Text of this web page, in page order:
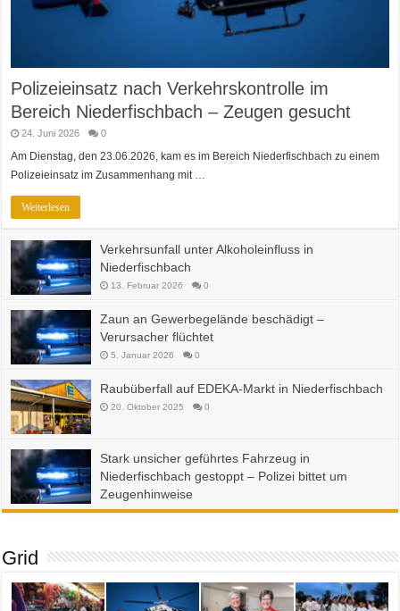
Polizeieinsatz nach Verkehrskontrolle im
Bereich Niederfischbach – Zeugen gesucht
24. Juni 2026 0
Am Dienstag, den 23.06.2026, kam es im Bereich Niederfischbach zu einem
Polizeieinsatz im Zusammenhang mit …
Weiterlesen
Verkehrsunfall unter Alkoholeinfluss in
Niederfischbach
13. Februar 2026 0
Zaun an Gewerbegelände beschädigt –
Verursacher flüchtet
5. Januar 2026 0
Raubüberfall auf EDEKA-Markt in Niederfischbach
20. Oktober 2025 0
Stark unsicher geführtes Fahrzeug in
Niederfischbach gestoppt – Polizei bittet um
Zeugenhinweise
23. September 2025 0
Grid